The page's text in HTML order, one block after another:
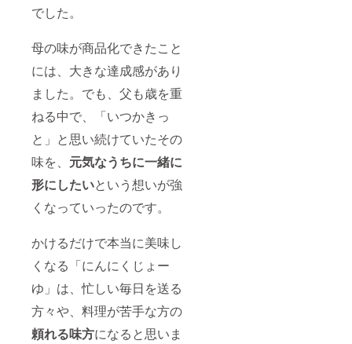
でした。
母の味が商品化できたこと
には、大きな達成感があり
ました。でも、父も歳を重
ねる中で、「いつかきっ
と」と思い続けていたその
味を、 元気なうちに一緒に
形にしたいという想いが強
くなっていったのです。
かけるだけで本当に美味し
くなる「にんにくじょー
ゆ」は、忙しい毎日を送る
方々や、料理が苦手な方の
頼れる味方になると思いま